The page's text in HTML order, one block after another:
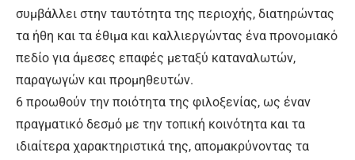
συμβάλλει στην ταυτότητα της περιοχής, διατηρώντας
τα ήθη και τα έθιμα και καλλιεργώντας ένα προνομιακό
πεδίο για άμεσες επαφές μεταξύ καταναλωτών,
παραγωγών και προμηθευτών.
6 προωθούν την ποιότητα της φιλοξενίας, ως έναν
πραγματικό δεσμό με την τοπική κοινότητα και τα
ιδιαίτερα χαρακτηριστικά της, απομακρύνοντας τα